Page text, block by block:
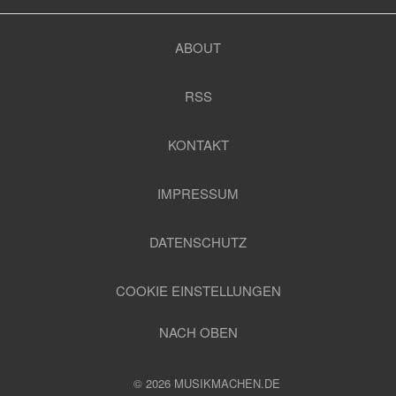
ABOUT
RSS
KONTAKT
IMPRESSUM
DATENSCHUTZ
COOKIE EINSTELLUNGEN
NACH OBEN
© 2026 MUSIKMACHEN.DE